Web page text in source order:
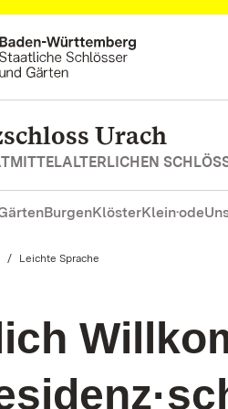
Urach
BurgenKlösterKlein·ode
Aktuell:
Leichte Sprache